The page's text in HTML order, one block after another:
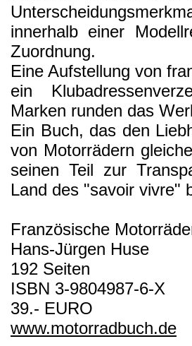
innerhalb einer
Zuordnung.
Eine Aufstellung von
ein
Marken runden das
Ein Buch, das den
von Motorrädern
seinen Teil zur
Land des "savoir vivre"
Französische
Hans-Jürgen Huse
192 Seiten
ISBN 3-9804987-6-X
39.- EURO
www.motorradbuch.de